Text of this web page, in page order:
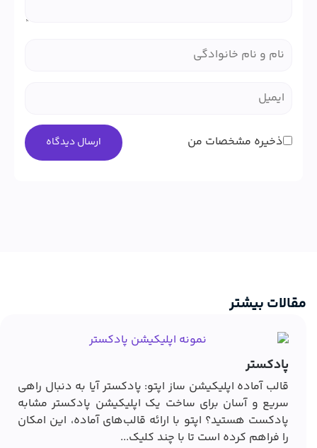
ذخیره مشخصات من
مقالات بیشتر
پادکستر
قالب آماده اپلیکیشن ساز اپتو: پادکستر آیا به دنبال راهی
سریع و آسان برای ساخت یک اپلیکیشن پادکستر مشابه
پادکست هستید؟ اپتو با ارائه قالب‌های آماده، این امکان
را فراهم کرده است تا با چند کلیک...